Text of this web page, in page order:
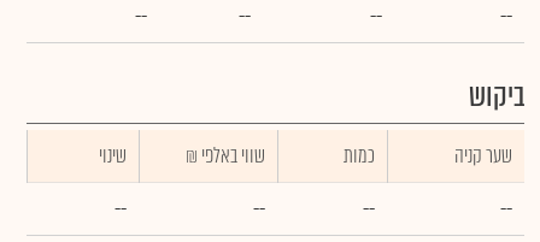
--
--
--
--
ביקוש
שער קניה כמות ₪ שווי באלפי
שינוי
--
--
--
--